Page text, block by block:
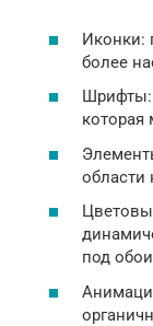
Иконки:
более
Шрифты:
которая
области
под